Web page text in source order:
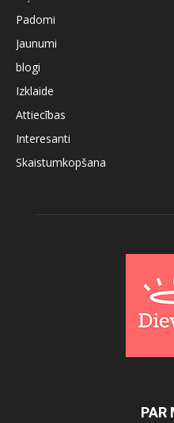
Padomi
Jaunumi
blogi
Izklaide
Attiecības
Interesanti
Skaistumkopšana
PAR